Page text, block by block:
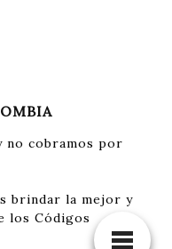
no cobramos por
brindar la mejor y
los Códigos